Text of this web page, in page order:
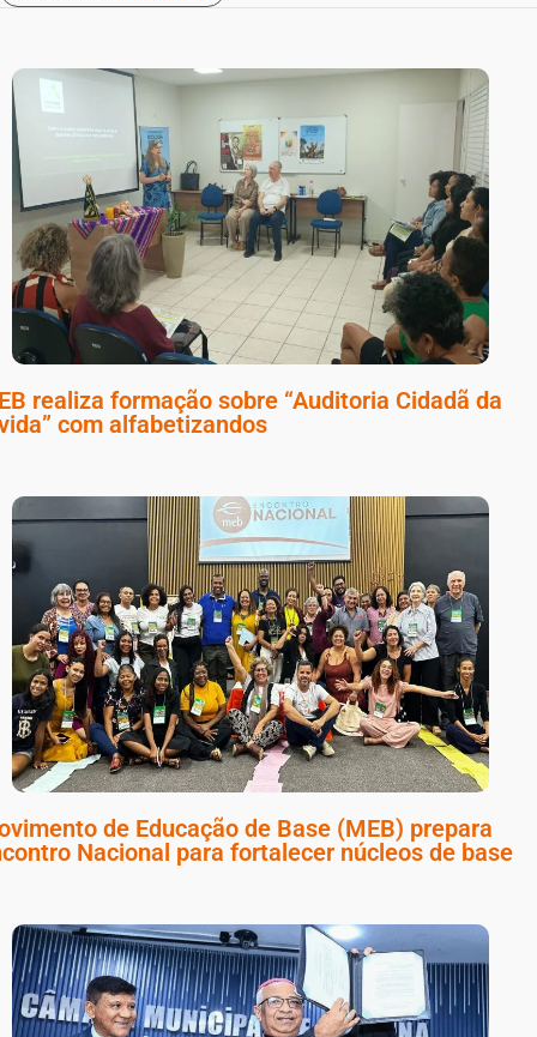
realiza formação sobre “Auditoria Cidadã da
com alfabetizandos
de Educação de Base (MEB) prepara
Nacional para fortalecer núcleos de base